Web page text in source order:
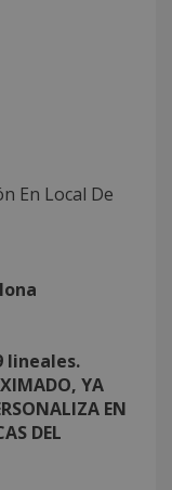
En Local De
lineales.
YA
EN
DEL